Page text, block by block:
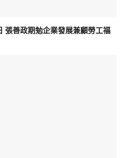
張善政期勉企業發展兼顧勞工福